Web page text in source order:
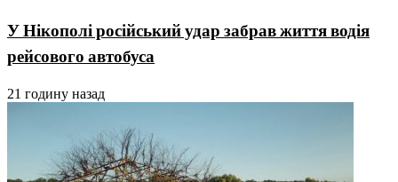
У Нікополі російський удар забрав життя водія
рейсового автобуса
21 годину назад